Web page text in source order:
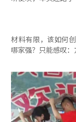
材料有限，该如何
哪家强？只能感叹：